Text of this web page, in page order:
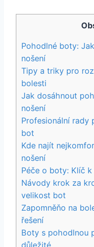
Pohodlné boty:
‍nošení
Tipy a triky pro
bolesti
Jak dosáhnout
nošení
Profesionální ⁣rady
bot
Kde najít⁣
nošení
Péče o boty: ​Klíč
Návody krok​ za
velikost bot
Zapomněňo na
řešení
Boty s pohodlnou
důležité